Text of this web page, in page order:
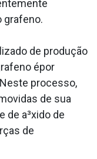
grafeno.
de produção
épor
processo,
de sua
de a³xido de
de